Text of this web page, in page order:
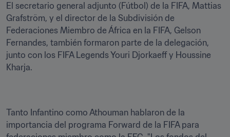
El secretario general adjunto (Fútbol) de la FIFA, Mattias
Grafström, y el director de la Subdivisión de
Federaciones Miembro de África en la FIFA, Gelson
Fernandes, también formaron parte de la delegación,
junto con los FIFA Legends Youri Djorkaeff y Houssine
Tanto Infantino como Athouman hablaron de la
importancia del programa Forward de la FIFA para